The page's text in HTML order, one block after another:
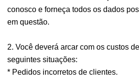
conosco e forneça todos os dados
em questão.
2. Você deverá arcar com os custos
seguintes situações:
* Pedidos incorretos de clientes.